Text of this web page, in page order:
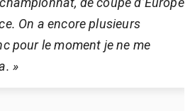
On a encore plusieurs
pour le moment je ne me
»